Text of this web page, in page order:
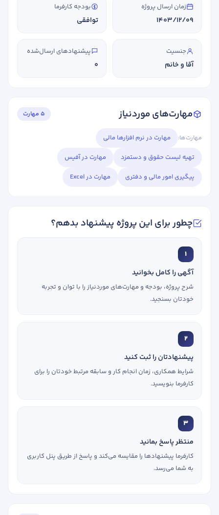
زمان ارسال پروژه
1403/12/09
بودجه کارفرما
توافقی
جنسیت
آقا و خانم
پیشنهادهای ارسال‌شده
0
مهارت‌های موردنیاز 5 مهارت
مهارت‌ها:
مهارت در نرم افزارها مالی
تهیه لیست حقوق و دستمزد
مهارت در آفیس
پیگیری امور مالی و دفتری
مهارت در Excel
چطور برای این پروژه پیشنهاد بدهم؟
1
آگهی را کامل بخوانید
شرح پروژه، بودجه و مهارت‌های موردنیاز را با توان و تجربه
خودتان بسنجید.
2
پیشنهادتان را ثبت کنید
شرایط همکاری، زمان انجام کار و سابقه مرتبط خودتان را برای
کارفرما بنویسید.
3
منتظر پاسخ بمانید
کارفرما پیشنهادها را مقایسه می‌کند و پاسخ از طریق پنل کاربری
به شما می‌رسد.